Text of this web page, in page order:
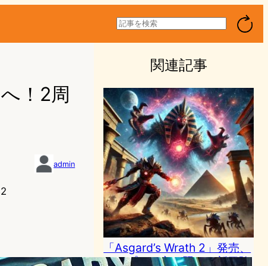
検
索
！2周
admin
関連記事
「Asgard’s Wrath 2」発売、
エジプトの夜を照らす新冒険